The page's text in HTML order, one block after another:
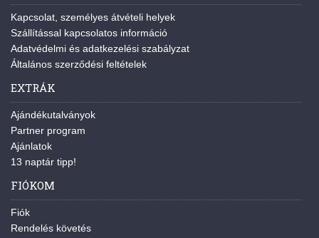
Kapcsolat, személyes átvételi helyek
Szállítással kapcsolatos információ
Adatvédelmi és adatkezelési szabályzat
Általános szerződési feltételek
EXTRÁK
Ajándékutalványok
Partner program
Ajánlatok
13 naptár tipp!
FIÓKOM
Fiók
Rendelés követés